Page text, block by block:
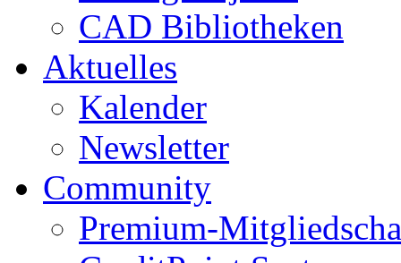
CAD Bibliotheken
Aktuelles
Kalender
Newsletter
Community
Premium-